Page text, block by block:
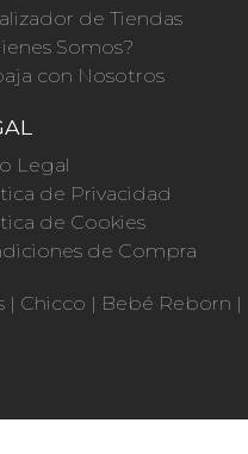
de Tiendas
Somos?
con Nosotros
Legal
de Privacidad
de Cookies
de Compra
| Chicco | Bebé Reborn |